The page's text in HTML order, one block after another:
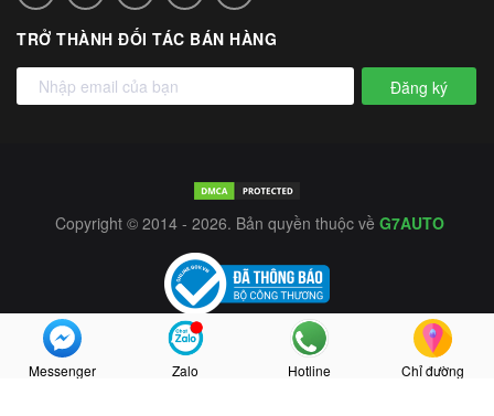
TRỞ THÀNH ĐỐI TÁC BÁN HÀNG
Đăng ký
Copyright © 2014 - 2026. Bản quyền thuộc về G7AUTO
Messenger Zalo Hotline Chỉ đường